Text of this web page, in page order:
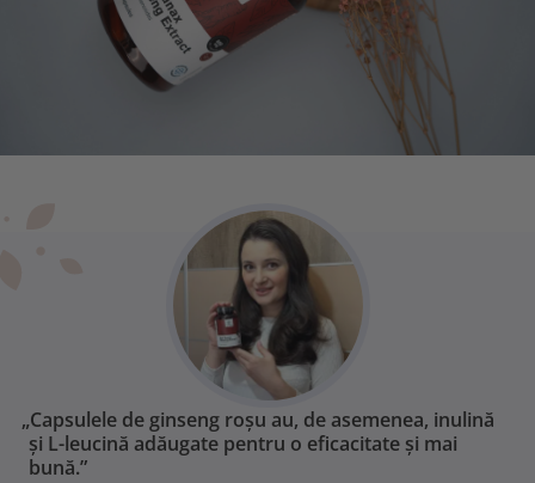
„Capsulele de ginseng roșu au, de asemenea, inulină
și L-leucină adăugate pentru o eficacitate și mai
bună.”